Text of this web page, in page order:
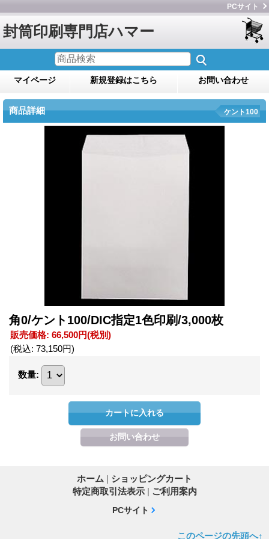
PCサイト
封筒印刷専門店ハマー
マイページ 新規登録はこちら お問い合わせ
商品詳細 ケント100
角0/ケント100/DIC指定1色印刷/3,000枚
販売価格: 66,500円(税別)
(税込: 73,150円)
数量:
ホーム | ショッピングカート
特定商取引法表示 | ご利用案内
PCサイト
このページの先頭へ↑